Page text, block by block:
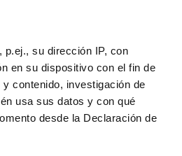
su dirección IP, con
en su dispositivo con el fin de
contenido, investigación de
usa sus datos y con qué
desde la Declaración de
Más filtros - 1